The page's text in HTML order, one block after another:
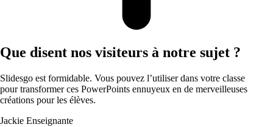
Que disent nos visiteurs à notre sujet ?
Slidesgo est formidable. Vous pouvez l’utiliser dans votre classe
pour transformer ces PowerPoints ennuyeux en de merveilleuses
créations pour les élèves.
Jackie Enseignante